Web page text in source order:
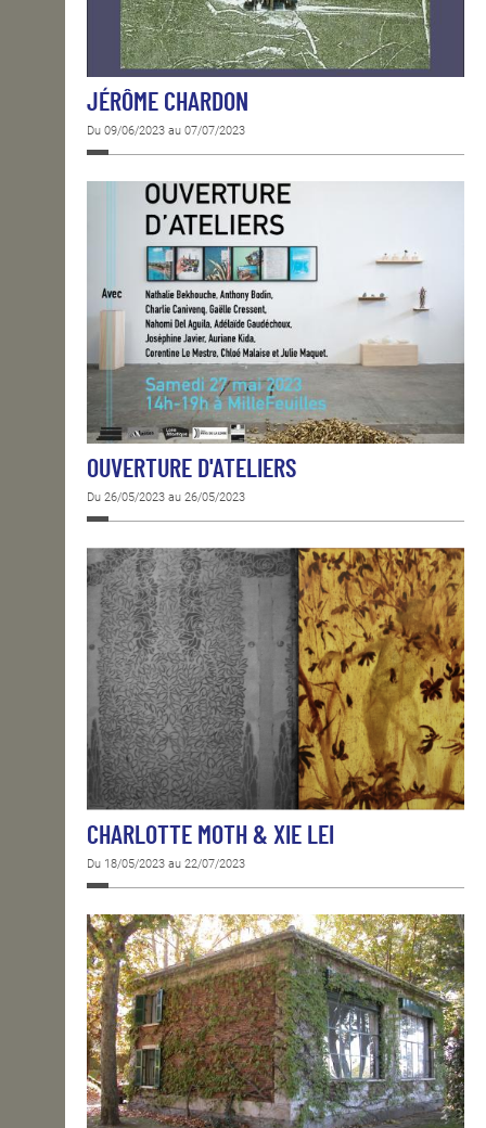
JÉRÔME CHARDON
Du 09/06/2023 au 07/07/2023
OUVERTURE D'ATELIERS
Du 26/05/2023 au 26/05/2023
CHARLOTTE MOTH & XIE LEI
Du 18/05/2023 au 22/07/2023